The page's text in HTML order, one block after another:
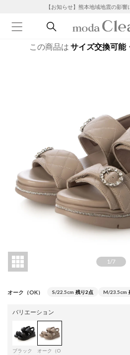
【お知らせ】熊本地域地震の影響
この商品は サイズ交換可能
1/7
オーク（OK） S/22.5cm 残り2点 M/23.5cm
バリエーション
ブラック
オーク（O